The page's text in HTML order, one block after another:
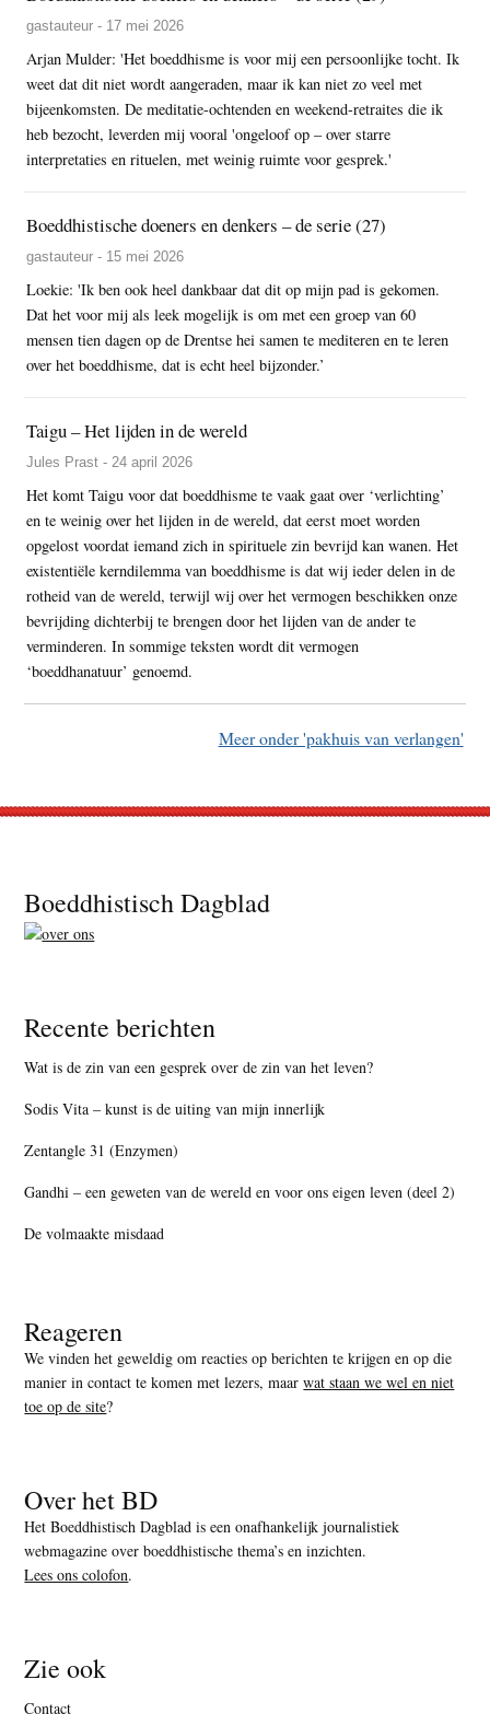
gastauteur - 17 mei 2026
Arjan Mulder: 'Het boeddhisme is voor mij een persoonlijke tocht. Ik
weet dat dit niet wordt aangeraden, maar ik kan niet zo veel met
bijeenkomsten. De meditatie-ochtenden en weekend-retraites die ik
heb bezocht, leverden mij vooral 'ongeloof op – over starre
interpretaties en rituelen, met weinig ruimte voor gesprek.'
Boeddhistische doeners en denkers – de serie (27)
gastauteur - 15 mei 2026
Loekie: 'Ik ben ook heel dankbaar dat dit op mijn pad is gekomen.
Dat het voor mij als leek mogelijk is om met een groep van 60
mensen tien dagen op de Drentse hei samen te mediteren en te leren
over het boeddhisme, dat is echt heel bijzonder.’
Taigu – Het lijden in de wereld
Jules Prast - 24 april 2026
Het komt Taigu voor dat boeddhisme te vaak gaat over ‘verlichting’
en te weinig over het lijden in de wereld, dat eerst moet worden
opgelost voordat iemand zich in spirituele zin bevrijd kan wanen. Het
existentiële kerndilemma van boeddhisme is dat wij ieder delen in de
rotheid van de wereld, terwijl wij over het vermogen beschikken onze
bevrijding dichterbij te brengen door het lijden van de ander te
verminderen. In sommige teksten wordt dit vermogen
‘boeddhanatuur’ genoemd.
Meer onder 'pakhuis van verlangen'
Footer
Boeddhistisch Dagblad
Recente berichten
Wat is de zin van een gesprek over de zin van het leven?
Sodis Vita – kunst is de uiting van mijn innerlijk
Zentangle 31 (Enzymen)
Gandhi – een geweten van de wereld en voor ons eigen leven (deel 2)
De volmaakte misdaad
Reageren
We vinden het geweldig om reacties op berichten te krijgen en op die
manier in contact te komen met lezers, maarwat staan we wel en niet
toe op de site?
Over het BD
Het Boeddhistisch Dagblad is een onafhankelijk journalistiek
webmagazine over boeddhistische thema’s en inzichten.
Lees ons colofon.
Zie ook
Contact